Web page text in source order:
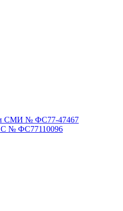
СМИ № ФС77-47467
№ ФС77110096